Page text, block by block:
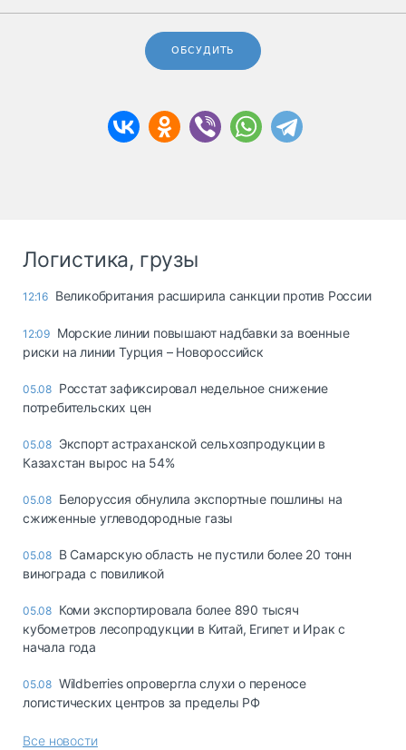
ОБСУДИТЬ
Логистика, грузы
12:16 Великобритания расширила санкции против России
12:09 Морские линии повышают надбавки за военные
риски на линии Турция – Новороссийск
05.08 Росстат зафиксировал недельное снижение
потребительских цен
05.08 Экспорт астраханской сельхозпродукции в
Казахстан вырос на 54%
05.08 Белоруссия обнулила экспортные пошлины на
сжиженные углеводородные газы
05.08 В Самарскую область не пустили более 20 тонн
винограда с повиликой
05.08 Коми экспортировала более 890 тысяч
кубометров лесопродукции в Китай, Египет и Ирак с
начала года
05.08 Wildberries опровергла слухи о переносе
логистических центров за пределы РФ
Все новости